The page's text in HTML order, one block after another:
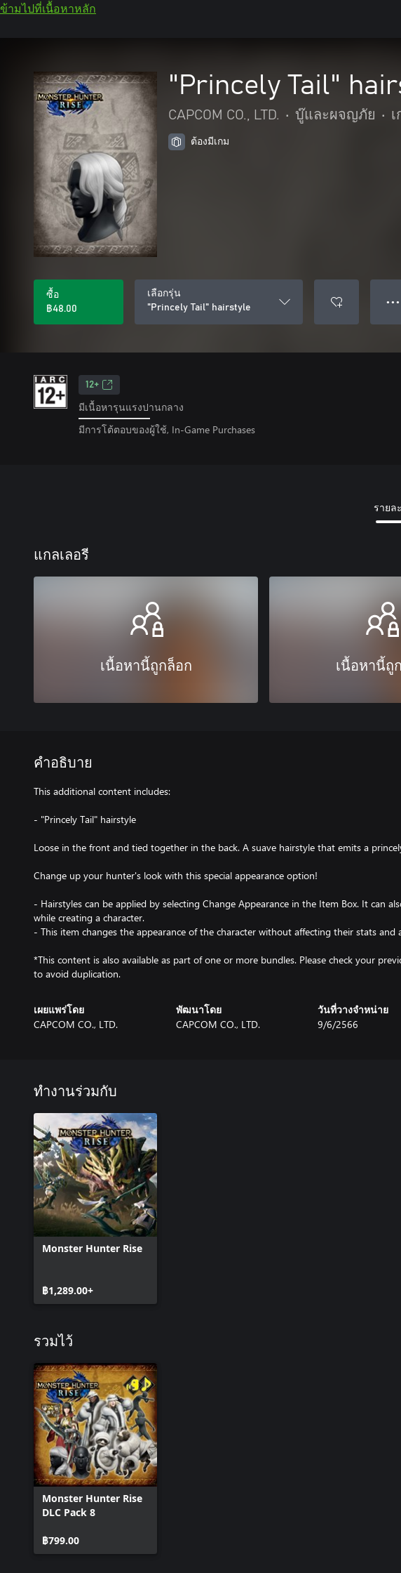
ข้ามไปที่เนื้อหาหลัก
"Princely Tail"
CAPCOM CO., LTD. • บู๊และผจญภัย •
ต้องมีเกม
ซื้อ
฿48.00
เลือกรุ่น
"Princely Tail" hairstyle
● ● ●
12+
มีเนื้อหารุนแรงปานกลาง
มีการโต้ตอบของผู้ใช้, In-Game Purchases
รายล
แกลเลอรี
เนื้อหานี้ถูกล็อก เนื้อหานี้ถู
คำอธิบาย
This additional content includes:
- "Princely Tail" hairstyle
Loose in the front and tied together in the back. A suave hairstyle that emits a
Change up your hunter's look with this special appearance option!
- Hairstyles can be applied by selecting Change Appearance in the Item Box. It can
while creating a character.
- This item changes the appearance of the character without affecting their stats and
*This content is also available as part of one or more bundles. Please check your
to avoid duplication.
เผยแพร่โดย
CAPCOM CO., LTD.
พัฒนาโดย
CAPCOM CO., LTD.
วันที่วางจำหน่าย
9/6/2566
ทำงานร่วมกับ
Monster Hunter Rise
฿1,289.00+
รวมไว้
Monster Hunter Rise
DLC Pack 8
฿799.00